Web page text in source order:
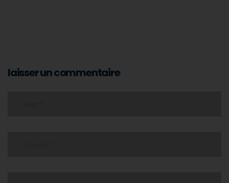
laisser un commentaire